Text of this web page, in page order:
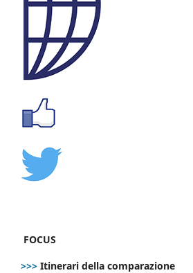
FOCUS
>>> Itinerari della comparazione